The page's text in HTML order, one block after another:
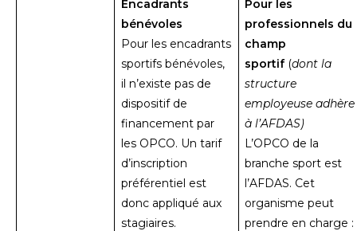
Encadrants
bénévoles
Pour les encadrants
sportifs bénévoles,
il n’existe pas de
dispositif de
financement par
les OPCO. Un tarif
d’inscription
préférentiel est
donc appliqué aux
stagiaires.
Pour les
professionnels du
champ
sportif (dont la
structure
employeuse adhère
à l’AFDAS)
L’OPCO de la
branche sport est
l’AFDAS. Cet
organisme peut
prendre en charge :